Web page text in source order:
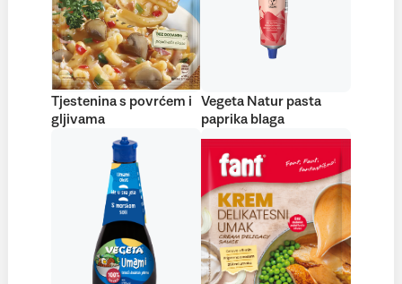
Tjestenina s povrćem i
gljivama
Vegeta Natur pasta
paprika blaga